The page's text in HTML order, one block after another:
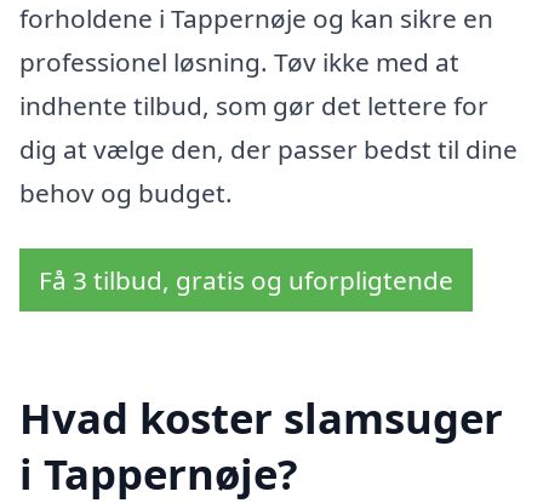
forholdene i Tappernøje og kan sikre en
professionel løsning. Tøv ikke med at
indhente tilbud, som gør det lettere for
dig at vælge den, der passer bedst til dine
behov og budget.
Få 3 tilbud, gratis og uforpligtende
Hvad koster slamsuger
i Tappernøje?